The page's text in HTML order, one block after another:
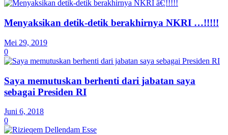
Menyaksikan detik-detik berakhirnya NKRI …!!!!!
Mei 29, 2019
0
Saya memutuskan berhenti dari jabatan saya
sebagai Presiden RI
Juni 6, 2018
0